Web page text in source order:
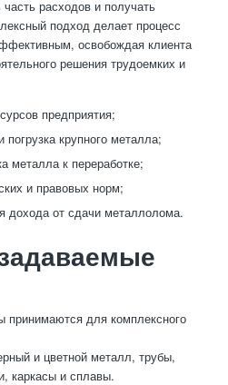
расходов и получать
подход делает процесс
освобождая клиента
решения трудоемких и
предприятия;
крупного металла;
металла к переработке;
и правовых норм;
дохода от сдачи металлолома.
для комплексного
и цветной металл, трубы,
каркасы и сплавы.